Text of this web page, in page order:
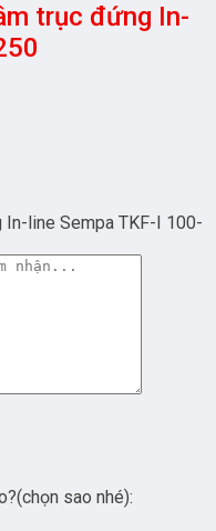
trục đứng In-
line Sempa TKF-I 100-
sao nhé):